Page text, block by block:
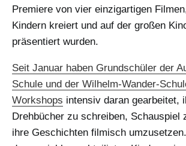
Premiere von vier einzigartigen
Kindern kreiert und auf der großen
präsentiert wurden.
Seit Januar haben Grundschüler der
Schule und der Wilhelm-Wander-
Workshops intensiv daran gearbeitet,
Drehbücher zu schreiben, Schauspiel
ihre Geschichten filmisch